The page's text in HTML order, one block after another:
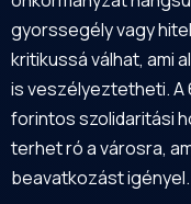
gyorssegély vagy
kritikussá válhat, ami
is veszélyeztetheti. A
forintos szolidaritási
terhet ró a városra,
beavatkozást igényel.